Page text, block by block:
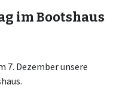
im Bootshaus
7. Dezember unsere